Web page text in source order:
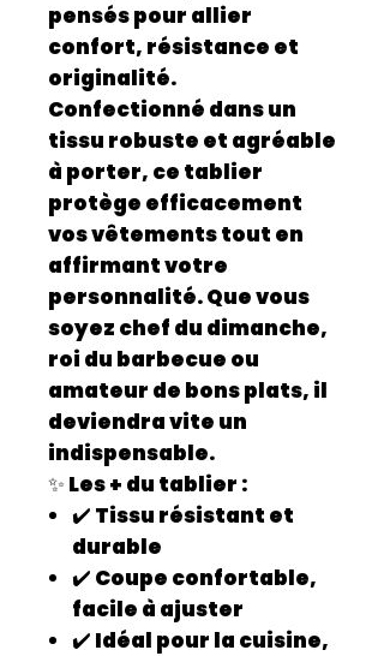
pensés pour allier
confort, résistance et
originalité.
Confectionné dans un
tissu robuste et agréable
à porter, ce tablier
protège efficacement
vos vêtements tout en
affirmant votre
personnalité. Que vous
soyez chef du dimanche,
roi du barbecue ou
amateur de bons plats, il
deviendra vite un
indispensable.
✨ Les + du tablier :
✔️ Tissu résistant et
durable
✔️ Coupe confortable,
facile à ajuster
✔️ Idéal pour la cuisine,